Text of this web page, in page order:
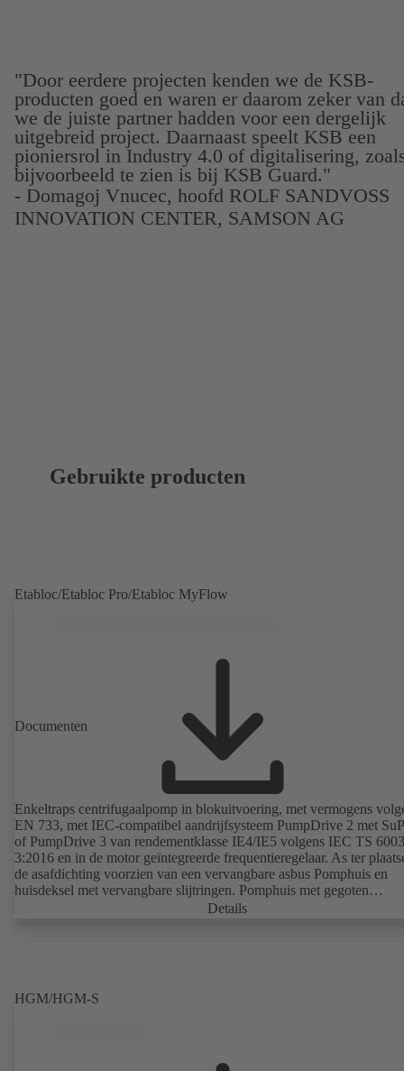
"Door eerdere projecten kenden we de KSB-
producten goed en waren er daarom zeker van
we de juiste partner hadden voor een dergelijk
uitgebreid project. Daarnaast speelt KSB een
pioniersrol in Industry 4.0 of digitalisering,
bijvoorbeeld te zien is bij KSB Guard."
- Domagoj Vnucec, hoofd ROLF SANDVOSS
INNOVATION CENTER, SAMSON AG
Gebruikte producten
Etabloc/Etabloc Pro/Etabloc MyFlow
Documenten
Enkeltraps centrifugaalpomp in blokuitvoering, met vermogens
EN 733, met IEC-compatibel aandrijfsysteem PumpDrive 2 met
of PumpDrive 3 van rendementklasse IE4/IE5 volgens IEC TS
3:2016 en in de motor geïntegreerde frequentieregelaar. As ter
de asafdichting voorzien van een vervangbare asbus Pomphuis en
huisdeksel met vervangbare slijtringen. Pomphuis met gegoten
pompvoeten voor B-, C- en S-uitvoering. Bevestigingspunten
Details
HGM/HGM-S